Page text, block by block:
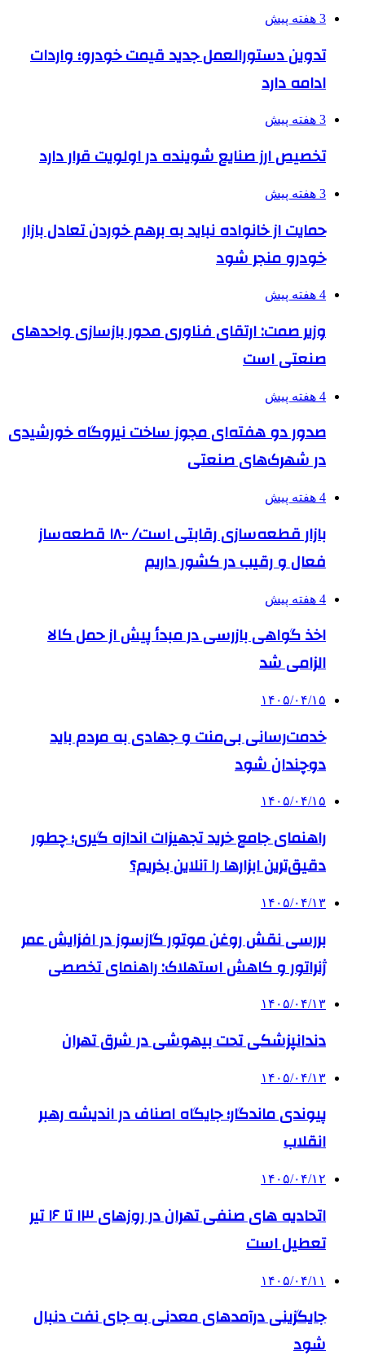
3 هفته پیش
تدوین دستورالعمل جدید قیمت خودرو؛ واردات
ادامه دارد
3 هفته پیش
تخصیص ارز صنایع شوینده در اولویت قرار دارد
3 هفته پیش
حمایت از خانواده نباید به برهم خوردن تعادل بازار
خودرو منجر شود
4 هفته پیش
وزیر صمت: ارتقای فناوری محور بازسازی واحدهای
صنعتی است
4 هفته پیش
صدور دو هفته‌ای مجوز ساخت نیروگاه خورشیدی
در شهرک‌های صنعتی
4 هفته پیش
بازار قطعه‌سازی رقابتی است/ ۱۸۰۰ قطعه‌ساز
فعال و رقیب در کشور داریم
4 هفته پیش
اخذ گواهی بازرسی در مبدأ پیش از حمل کالا
الزامی شد
۱۴۰۵/۰۴/۱۵
خدمت‌رسانی بی‌منت و جهادی به مردم باید
دوچندان شود
۱۴۰۵/۰۴/۱۵
راهنمای جامع خرید تجهیزات اندازه گیری؛ چطور
دقیق‌ترین ابزارها را آنلاین بخریم؟
۱۴۰۵/۰۴/۱۳
بررسی نقش روغن موتور گازسوز در افزایش عمر
ژنراتور و کاهش استهلاک: راهنمای تخصصی
۱۴۰۵/۰۴/۱۳
دندانپزشکی تحت بیهوشی در شرق تهران
۱۴۰۵/۰۴/۱۳
پیوندی ماندگار؛ جایگاه اصناف در اندیشه رهبر
انقلاب
۱۴۰۵/۰۴/۱۲
اتحادیه های صنفی تهران در روزهای ۱۳ تا ۱۶ تیر
تعطیل است
۱۴۰۵/۰۴/۱۱
جایگزینی درآمدهای معدنی به جای نفت دنبال
شود